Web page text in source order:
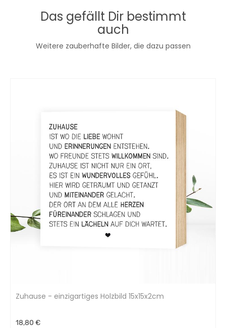
Das gefällt Dir bestimmt
auch
Weitere zauberhafte Bilder, die dazu passen
Zuhause - einzigartiges Holzbild 15x15x2cm
18,80 €